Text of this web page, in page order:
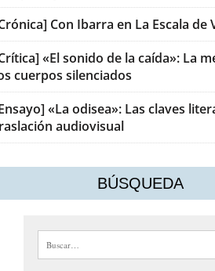
Con Ibarra en La Escala de
«El sonido de la caída»: La
cuerpos silenciados
«La odisea»: Las claves
audiovisual
BÚSQUEDA
Buscar: